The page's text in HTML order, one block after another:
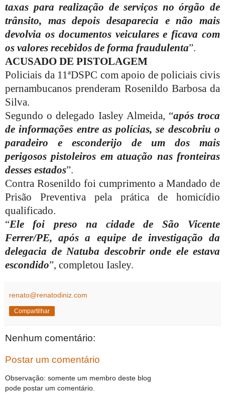
taxas para realização de serviços no órgão de
trânsito, mas depois desaparecia e não mais
devolvia os documentos veiculares e ficava com
os valores recebidos de forma fraudulenta”.
ACUSADO DE PISTOLAGEM
Policiais da 11ªDSPC com apoio de policiais civis
pernambucanos prenderam Rosenildo Barbosa da
Silva.
Segundo o delegado Iasley Almeida, “após troca
de informações entre as polícias, se descobriu o
paradeiro e esconderijo de um dos mais
perigosos pistoleiros em atuação nas fronteiras
desses estados”.
Contra Rosenildo foi cumprimento a Mandado de
Prisão Preventiva pela prática de homicídio
qualificado.
“Ele foi preso na cidade de São Vicente
Ferrer/PE, após a equipe de investigação da
delegacia de Natuba descobrir onde ele estava
escondido”, completou Iasley.
renato@renatodiniz.com
Compartilhar
Nenhum comentário:
Postar um comentário
Observação: somente um membro deste blog
pode postar um comentário.